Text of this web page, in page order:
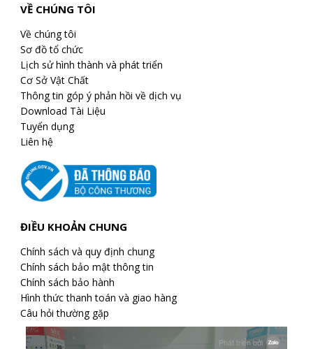
VỀ CHÚNG TÔI
Về chúng tôi
Sơ đồ tổ chức
Lịch sử hình thành và phát triển
Cơ Sở Vật Chất
Thông tin góp ý phản hồi về dịch vụ
Download Tài Liệu
Tuyển dụng
Liên hệ
ĐIỀU KHOẢN CHUNG
Chính sách và quy định chung
Chính sách bảo mật thông tin
Chính sách bảo hành
Hình thức thanh toán và giao hàng
Câu hỏi thường gặp